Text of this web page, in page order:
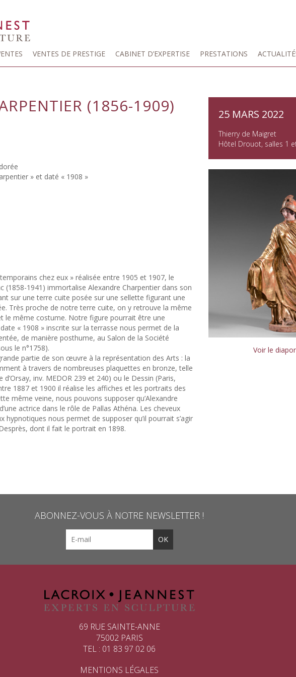
VENTES DE PRESTIGE CABINET D’EXPERTISE PRESTATIONS
(1856-1909)
» et daté « 1908 »
chez eux » réalisée entre 1905 et 1907, le
(1858-1941) immortalise Alexandre Charpentier dans son
sur une terre cuite posée sur une sellette figurant une
Très proche de notre terre cuite, on y retrouve la même
le même costume. Notre figure pourrait être une
« 1908 » inscrite sur la terrasse nous permet de la
de manière posthume, au Salon de la Société
le n°1758).
partie de son œuvre à la représentation des Arts : la
à travers de nombreuses plaquettes en bronze, telle
inv. MEDOR 239 et 240) ou le Dessin (Paris,
1887 et 1900 il réalise les affiches et les portraits des
même veine, nous pouvons supposer qu’Alexandre
actrice dans le rôle de Pallas Athéna. Les cheveux
hypnotiques nous permet de supposer qu’il pourrait s’agir
dont il fait le portrait en 1898.
25 MARS 2022
Thierry de Maigret
Hôtel Drouot, salles 1
Voir le
ABONNEZ-VOUS À NOTRE NEWSLETTER !
69 RUE SAINTE-ANNE
75002 PARIS
TEL : 01 83 97 02 06
MENTIONS LÉGALES